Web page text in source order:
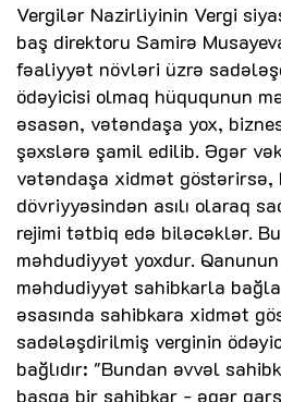
Vergilər Nazirliyinin Vergi
baş direktoru Samirə
fəaliyyət növləri üzrə
ödəyicisi olmaq hüququnun
əsasən, vətəndaşa yox,
şəxslərə şamil edilib. Əgər
vətəndaşa xidmət göstərirsə,
dövriyyəsindən asılı olaraq
rejimi tətbiq edə biləcəklər.
məhdudiyyət yoxdur.
məhdudiyyət sahibkarla
əsasında sahibkara xidmət
sadələşdirilmiş verginin
bağlıdır: "Bundan əvvəl
başqa bir sahibkar - əgər